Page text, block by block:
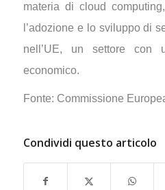
materia di cloud
l’adozione e lo sviluppo di
nell’UE, un settore con
economico.
Fonte: Commissione
Condividi questo articolo